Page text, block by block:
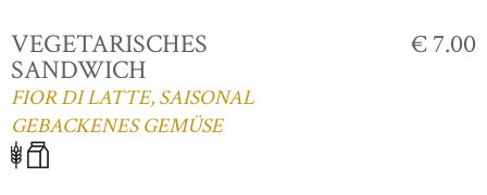
VEGETARISCHES
SANDWICH
FIOR DI LATTE, SAISONAL
GEBACKENES GEMÜSE
€ 7.00